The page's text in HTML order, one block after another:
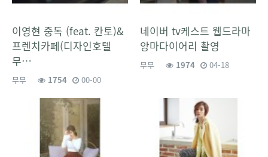
이영현 중독 (feat. 칸토)&
프렌치카페(디자인호텔
무…
무무 1754 00-00
네이버 tv케스트 웹드라마
앙마다이어리 촬영
무무 1974 04-18